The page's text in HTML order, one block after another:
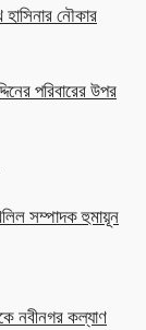
নৌকার
পরিবারের উপর
সম্পাদক হুমায়ূন
নবীনগর কল্যাণ